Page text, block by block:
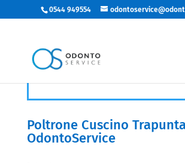
0544 949554
Poltrone Cuscino
OdontoService